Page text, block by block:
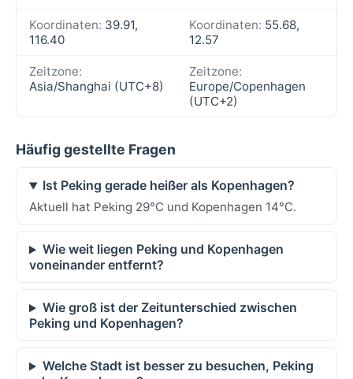
Koordinaten: 39.91,
116.40
Koordinaten: 55.68,
12.57
Zeitzone:
Asia/Shanghai (UTC+8)
Zeitzone:
Europe/Copenhagen
(UTC+2)
Häufig gestellte Fragen
Ist Peking gerade heißer als Kopenhagen?
Aktuell hat Peking 29°C und Kopenhagen 14°C.
Wie weit liegen Peking und Kopenhagen
voneinander entfernt?
Wie groß ist der Zeitunterschied zwischen
Peking und Kopenhagen?
Welche Stadt ist besser zu besuchen, Peking